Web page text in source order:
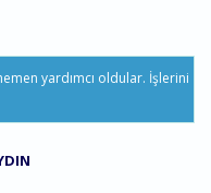
yardımcı oldular. İşlerini